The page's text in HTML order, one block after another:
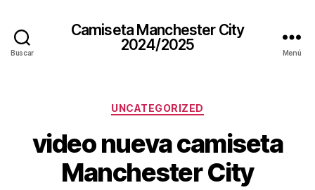
Buscar
Camiseta Manchester City
2024/2025
Menú
Categorías
UNCATEGORIZED
video nueva camiseta
Manchester City